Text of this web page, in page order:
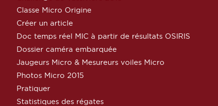
Classe Micro Origine
Créer un article
Doc temps réel MIC à partir de résultats OSIRIS
Dossier caméra embarquée
Jaugeurs Micro & Mesureurs voiles Micro
Photos Micro 2015
Pratiquer
Statistiques des régates